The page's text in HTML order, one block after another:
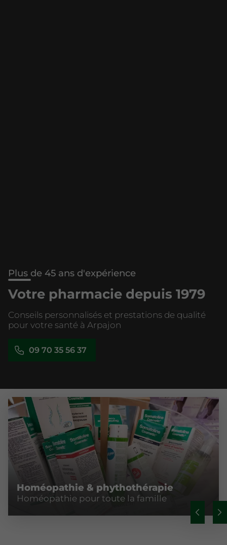
Plus de 45 ans d'expérience
Votre pharmacie depuis 1979
Conseils personnalisés et prestations de qualité
pour votre santé à Arpajon
09 70 35 56 37
Homéopathie & phythothérapie
Homéopathie pour toute la famille